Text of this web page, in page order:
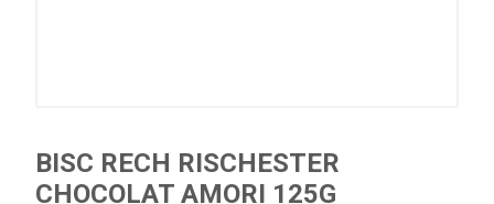
BISC RECH RISCHESTER
CHOCOLAT AMORI 125G